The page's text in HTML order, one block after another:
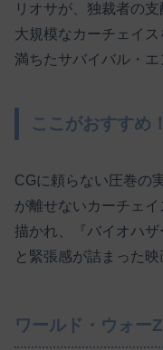
リオサが、独裁者の
大規模なカーチェイ
満ちたサバイバル・エ
ここがおすすめ！
CGに頼らない圧巻の
が離せないカーチェ
描かれ、『バイオハ
と緊張感が詰まった映
ワールド・ウォーZ